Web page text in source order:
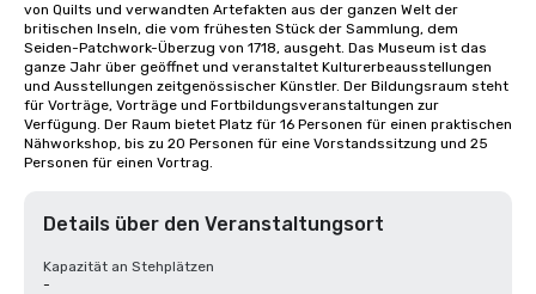
von Quilts und verwandten Artefakten aus der ganzen Welt der
britischen Inseln, die vom frühesten Stück der Sammlung, dem
Seiden-Patchwork-Überzug von 1718, ausgeht. Das Museum ist das
ganze Jahr über geöffnet und veranstaltet Kulturerbeausstellungen
und Ausstellungen zeitgenössischer Künstler. Der Bildungsraum steht
für Vorträge, Vorträge und Fortbildungsveranstaltungen zur
Verfügung. Der Raum bietet Platz für 16 Personen für einen praktischen
Nähworkshop, bis zu 20 Personen für eine Vorstandssitzung und 25
Personen für einen Vortrag.
Details über den Veranstaltungsort
Kapazität an Stehplätzen
-